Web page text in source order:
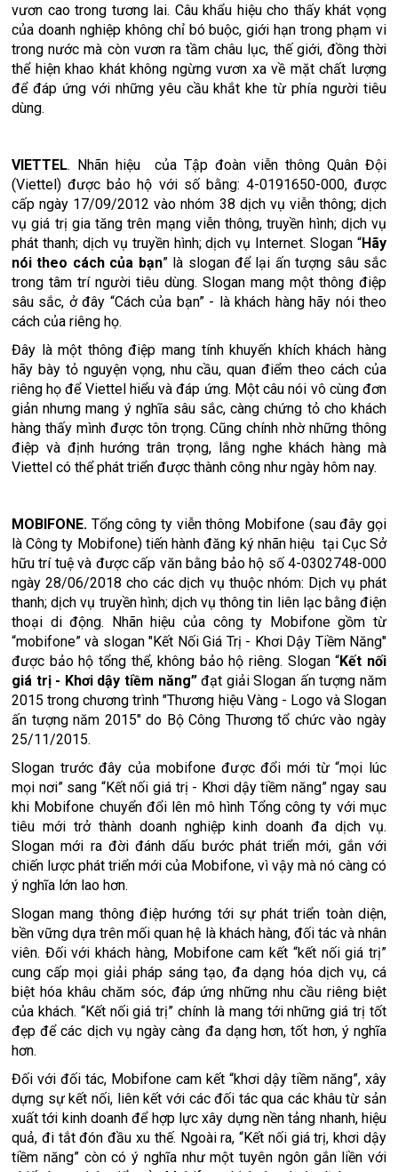
vươn cao trong tương lai. Câu khẩu hiệu cho thấy khát vọng
của doanh nghiệp không chỉ bó buộc, giới hạn trong phạm vi
trong nước mà còn vươn ra tầm châu lục, thế giới, đồng thời
thể hiện khao khát không ngừng vươn xa về mặt chất lượng
để đáp ứng với những yêu cầu khắt khe từ phía người tiêu
dùng.
VIETTEL. Nhãn hiệu của Tập đoàn viễn thông Quân Đội
(Viettel) được bảo hộ với số bằng: 4-0191650-000, được
cấp ngày 17/09/2012 vào nhóm 38 dịch vụ viễn thông; dịch
vụ giá trị gia tăng trên mạng viễn thông, truyền hình; dịch vụ
phát thanh; dịch vụ truyền hình; dịch vụ Internet. Slogan “Hãy
nói theo cách của bạn” là slogan để lại ấn tượng sâu sắc
trong tâm trí người tiêu dùng. Slogan mang một thông điệp
sâu sắc, ở đây “Cách của bạn” - là khách hàng hãy nói theo
cách của riêng họ.
Đây là một thông điệp mang tính khuyến khích khách hàng
hãy bày tỏ nguyện vọng, nhu cầu, quan điểm theo cách của
riêng họ để Viettel hiểu và đáp ứng. Một câu nói vô cùng đơn
giản nhưng mang ý nghĩa sâu sắc, càng chứng tỏ cho khách
hàng thấy mình được tôn trọng. Cũng chính nhờ những thông
điệp và định hướng trân trọng, lắng nghe khách hàng mà
Viettel có thể phát triển được thành công như ngày hôm nay.
MOBIFONE. Tổng công ty viễn thông Mobifone (sau đây gọi
là Công ty Mobifone) tiến hành đăng ký nhãn hiệu tại Cục Sở
hữu trí tuệ và được cấp văn bằng bảo hộ số 4-0302748-000
ngày 28/06/2018 cho các dịch vụ thuộc nhóm: Dịch vụ phát
thanh; dịch vụ truyền hình; dịch vụ thông tin liên lạc bằng điện
thoại di động. Nhãn hiệu của công ty Mobifone gồm từ
“mobifone” và slogan "Kết Nối Giá Trị - Khơi Dậy Tiềm Năng"
được bảo hộ tổng thể, không bảo hộ riêng. Slogan “Kết nối
giá trị - Khơi dậy tiềm năng”đạt giải Slogan ấn tượng năm
2015 trong chương trình "Thương hiệu Vàng - Logo và Slogan
ấn tượng năm 2015" do Bộ Công Thương tổ chức vào ngày
25/11/2015.
Slogan trước đây của mobifone được đổi mới từ “mọi lúc
mọi nơi” sang “Kết nối giá trị - Khơi dậy tiềm năng” ngay sau
khi Mobifone chuyển đổi lên mô hình Tổng công ty với mục
tiêu mới trở thành doanh nghiệp kinh doanh đa dịch vụ.
Slogan mới ra đời đánh dấu bước phát triển mới, gắn với
chiến lược phát triển mới của Mobifone, vì vậy mà nó càng có
ý nghĩa lớn lao hơn.
Slogan mang thông điệp hướng tới sự phát triển toàn diện,
bền vững dựa trên mối quan hệ là khách hàng, đối tác và nhân
viên. Đối với khách hàng, Mobifone cam kết “kết nối giá trị”
cung cấp mọi giải pháp sáng tạo, đa dạng hóa dịch vụ, cá
biệt hóa khâu chăm sóc, đáp ứng những nhu cầu riêng biệt
của khách. “Kết nối giá trị” chính là mang tới những giá trị tốt
đẹp để các dịch vụ ngày càng đa dạng hơn, tốt hơn, ý nghĩa
hơn.
Đối với đối tác, Mobifone cam kết “khơi dậy tiềm năng”, xây
dựng sự kết nối, liên kết với các đối tác qua các khâu từ sản
xuất tới kinh doanh để hợp lực xây dựng nền tảng nhanh, hiệu
quả, đi tắt đón đầu xu thế. Ngoài ra, “Kết nối giá trị, khơi dậy
tiềm năng” còn có ý nghĩa như một tuyên ngôn gắn liền với